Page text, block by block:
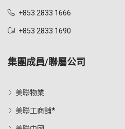
+853 2833 1666
+853 2833 1690
集團成員/聯屬公司
美聯物業
美聯工商舖*